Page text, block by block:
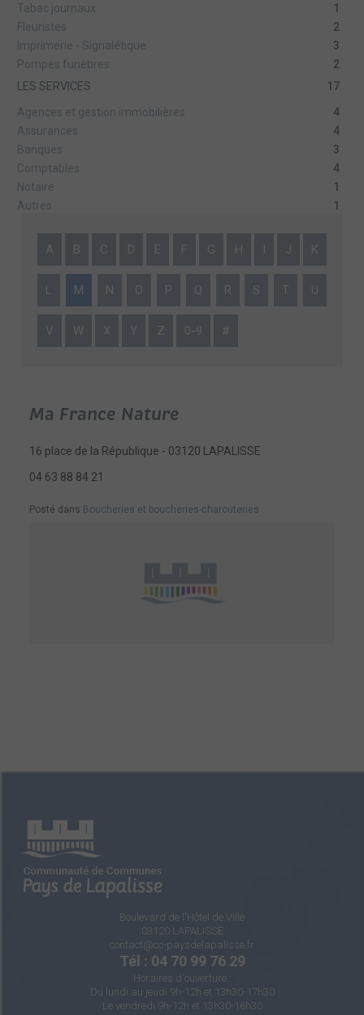
Tabac journaux
1
Fleuristes
2
Imprimerie - Signalétique
3
Pompes funèbres
2
LES SERVICES
17
Agences et gestion immobilières
4
Assurances
4
Banques
3
Comptables
4
Notaire
1
Autres
1
A B C D E F G H I J K
L M N O P Q R S T U
V W X Y Z 0-9 #
Ma France Nature
16 place de la République - 03120 LAPALISSE
04 63 88 84 21
Posté dans Boucheries et boucheries-charcuteries
Boulevard de l'Hôtel de Ville
03120 LAPALISSE
contact@cc-paysdelapalisse.fr
Tél : 04 70 99 76 29
Horaires d'ouverture :
Du lundi au jeudi 9h-12h et 13h30-17h30
Le vendredi 9h-12h et 13h30-16h30